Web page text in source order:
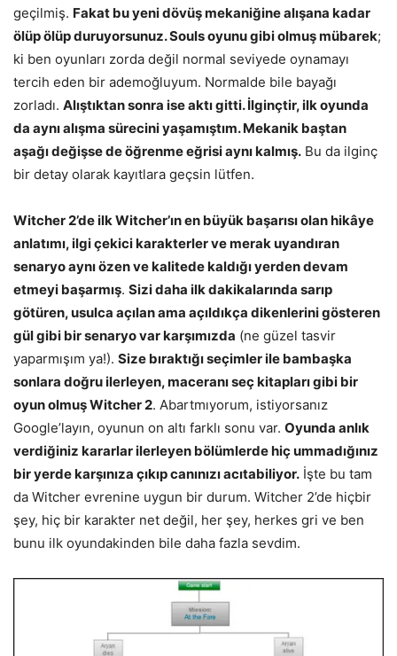
geçilmiş. Fakat bu yeni dövüş mekaniğine alışana kadar
ölüp ölüp duruyorsunuz. Souls oyunu gibi olmuş mübarek;
ki ben oyunları zorda değil normal seviyede oynamayı
tercih eden bir ademoğluyum. Normalde bile bayağı
zorladı. Alıştıktan sonra ise aktı gitti. İlginçtir, ilk oyunda
da aynı alışma sürecini yaşamıştım. Mekanik baştan
aşağı değişse de öğrenme eğrisi aynı kalmış. Bu da ilginç
bir detay olarak kayıtlara geçsin lütfen.
Witcher 2’de ilk Witcher’ın en büyük başarısı olan hikâye
anlatımı, ilgi çekici karakterler ve merak uyandıran
senaryo aynı özen ve kalitede kaldığı yerden devam
etmeyi başarmış. Sizi daha ilk dakikalarında sarıp
götüren, usulca açılan ama açıldıkça dikenlerini gösteren
gül gibi bir senaryo var karşımızda (ne güzel tasvir
yaparmışım ya!). Size bıraktığı seçimler ile bambaşka
sonlara doğru ilerleyen, maceranı seç kitapları gibi bir
oyun olmuş Witcher 2. Abartmıyorum, istiyorsanız
Google’layın, oyunun on altı farklı sonu var. Oyunda anlık
verdiğiniz kararlar ilerleyen bölümlerde hiç ummadığınız
bir yerde karşınıza çıkıp canınızı acıtabiliyor. İşte bu tam
da Witcher evrenine uygun bir durum. Witcher 2’de hiçbir
şey, hiç bir karakter net değil, her şey, herkes gri ve ben
bunu ilk oyundakinden bile daha fazla sevdim.